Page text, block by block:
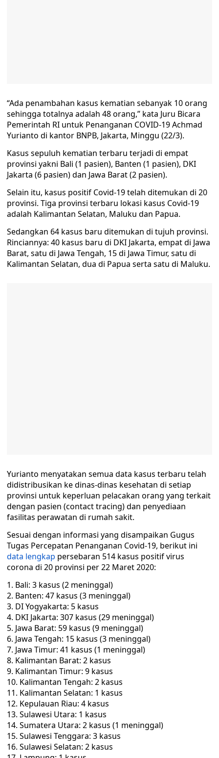
“Ada penambahan kasus kematian sebanyak 10 orang
sehingga totalnya adalah 48 orang,” kata Juru Bicara
Pemerintah RI untuk Penanganan COVID-19 Achmad
Yurianto di kantor BNPB, Jakarta, Minggu (22/3).
Kasus sepuluh kematian terbaru terjadi di empat
provinsi yakni Bali (1 pasien), Banten (1 pasien), DKI
Jakarta (6 pasien) dan Jawa Barat (2 pasien).
Selain itu, kasus positif Covid-19 telah ditemukan di 20
provinsi. Tiga provinsi terbaru lokasi kasus Covid-19
adalah Kalimantan Selatan, Maluku dan Papua.
Sedangkan 64 kasus baru ditemukan di tujuh provinsi.
Rinciannya: 40 kasus baru di DKI Jakarta, empat di Jawa
Barat, satu di Jawa Tengah, 15 di Jawa Timur, satu di
Kalimantan Selatan, dua di Papua serta satu di Maluku.
Yurianto menyatakan semua data kasus terbaru telah
didistribusikan ke dinas-dinas kesehatan di setiap
provinsi untuk keperluan pelacakan orang yang terkait
dengan pasien (contact tracing) dan penyediaan
fasilitas perawatan di rumah sakit.
Sesuai dengan informasi yang disampaikan Gugus
Tugas Percepatan Penanganan Covid-19, berikut ini
data lengkap persebaran 514 kasus positif virus
corona di 20 provinsi per 22 Maret 2020:
Bali: 3 kasus (2 meninggal)
Banten: 47 kasus (3 meninggal)
DI Yogyakarta: 5 kasus
DKI Jakarta: 307 kasus (29 meninggal)
Jawa Barat: 59 kasus (9 meninggal)
Jawa Tengah: 15 kasus (3 meninggal)
Jawa Timur: 41 kasus (1 meninggal)
Kalimantan Barat: 2 kasus
Kalimantan Timur: 9 kasus
Kalimantan Tengah: 2 kasus
Kalimantan Selatan: 1 kasus
Kepulauan Riau: 4 kasus
Sulawesi Utara: 1 kasus
Sumatera Utara: 2 kasus (1 meninggal)
Sulawesi Tenggara: 3 kasus
Sulawesi Selatan: 2 kasus